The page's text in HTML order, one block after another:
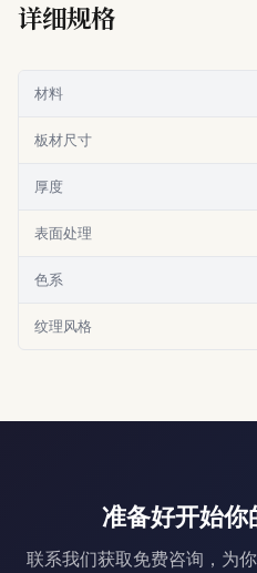
详细规格
材料
板材尺寸
厚度
表面处理
色系
纹理风格
准备好开始你
联系我们获取免费咨询，为